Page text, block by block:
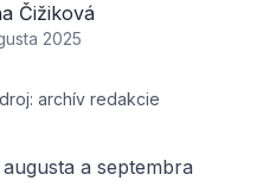
Čižiková
2025
archív redakcie
a septembra